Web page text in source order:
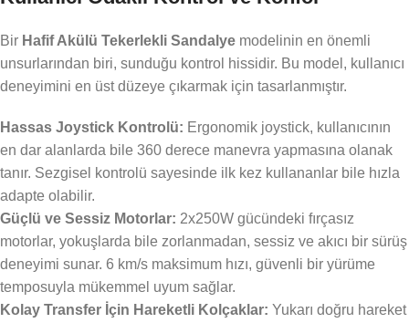
Bir Hafif Akülü Tekerlekli Sandalye modelinin en önemli
unsurlarından biri, sunduğu kontrol hissidir. Bu model, kullanıcı
deneyimini en üst düzeye çıkarmak için tasarlanmıştır.
Hassas Joystick Kontrolü: Ergonomik joystick, kullanıcının
en dar alanlarda bile 360 derece manevra yapmasına olanak
tanır. Sezgisel kontrolü sayesinde ilk kez kullananlar bile hızla
adapte olabilir.
Güçlü ve Sessiz Motorlar: 2x250W gücündeki fırçasız
motorlar, yokuşlarda bile zorlanmadan, sessiz ve akıcı bir sürüş
deneyimi sunar. 6 km/s maksimum hızı, güvenli bir yürüme
temposuyla mükemmel uyum sağlar.
Kolay Transfer İçin Hareketli Kolçaklar: Yukarı doğru hareket